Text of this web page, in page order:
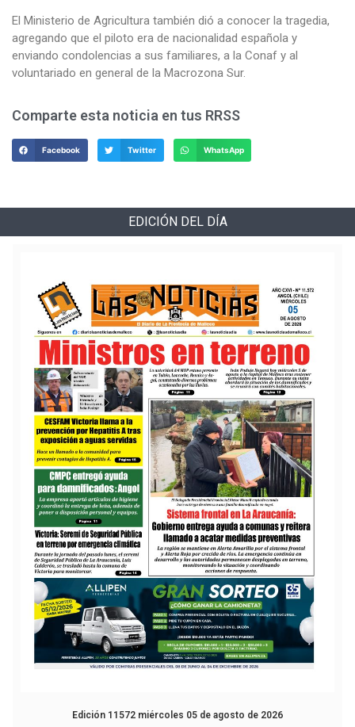
El Ministerio de Agricultura también dió a conocer la tragedia,
agregando que el piloto era de nacionalidad española y
enviando condolencias a sus familiares, a la Conaf y al
voluntariado en general de la Macrozona Sur.
Comparte esta noticia en tus RRSS
Facebook Twitter WhatsApp
EDICIÓN DEL DÍA
Edición 11572 miércoles 05 de agosto de 2026